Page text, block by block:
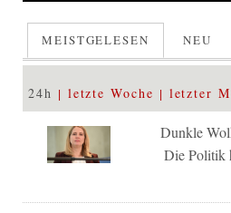
MEISTGELESEN NEU
24h letzte Woche letzter
Dunkle
Die Politik